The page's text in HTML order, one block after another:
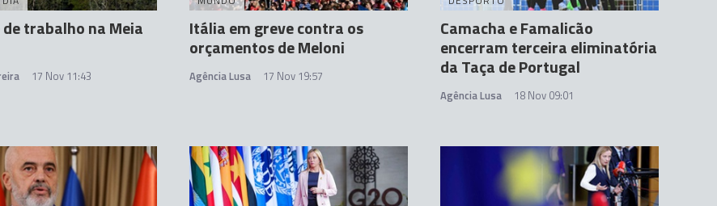
trabalho na Meia
17 Nov 11:43
Itália em greve contra os
orçamentos de Meloni
Agência Lusa 17 Nov 19:57
Camacha e Famalicão
encerram terceira eliminatória
da Taça de Portugal
Agência Lusa 18 Nov 09:01